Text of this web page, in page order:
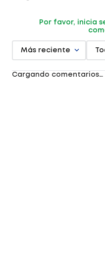
Por favor, inicia
Más reciente
Cargando comentarios…